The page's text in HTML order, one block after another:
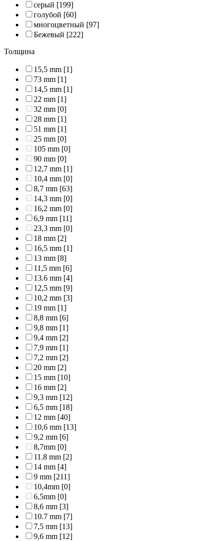
серый [199]
голубой [60]
многоцветный [97]
Бежевый [222]
Толщина
15,5 mm [1]
73 mm [1]
14,5 mm [1]
22 mm [1]
32 mm [0]
28 mm [1]
51 mm [1]
25 mm [0]
105 mm [0]
90 mm [0]
12,7 mm [1]
10,4 mm [0]
8,7 mm [63]
14,3 mm [0]
16,2 mm [0]
6,9 mm [11]
23,3 mm [0]
18 mm [2]
16,5 mm [1]
13 mm [8]
11,5 mm [6]
13.6 mm [4]
12,5 mm [9]
10,2 mm [3]
19 mm [1]
8,8 mm [6]
9,8 mm [1]
9,4 mm [2]
7,9 mm [1]
7,2 mm [2]
20 mm [2]
15 mm [10]
16 mm [2]
9,3 mm [12]
6,5 mm [18]
12 mm [40]
10,6 mm [13]
9,2 mm [6]
8,7mm [0]
11.8 mm [2]
14 mm [4]
9 mm [211]
10,4mm [0]
6,5mm [0]
8,6 mm [3]
10.7 mm [7]
7,5 mm [13]
9,6 mm [12]